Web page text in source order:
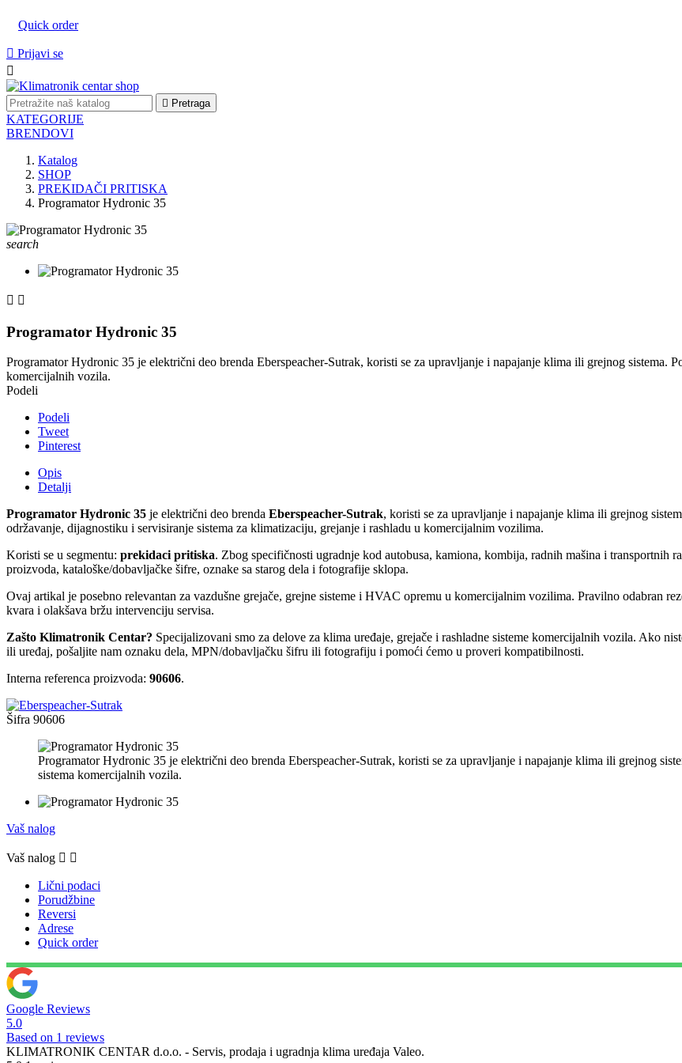
Quick order
 Prijavi se

 Pretraga
KATEGORIJE
BRENDOVI
Katalog
SHOP
PREKIDAČI PRITISKA
Programator Hydronic 35
search
 
Programator Hydronic 35
Programator Hydronic 35 je električni deo brenda Eberspeacher-Sutrak, koristi se za upravljanje i napajanje klima ili grejnog sistema.
komercijalnih vozila.
Podeli
Podeli
Tweet
Pinterest
Opis
Detalji
Programator Hydronic 35 je električni deo brenda Eberspeacher-Sutrak, koristi se za upravljanje i napajanje klima ili grejnog
održavanje, dijagnostiku i servisiranje sistema za klimatizaciju, grejanje i rashladu u komercijalnim vozilima.
Koristi se u segmentu: prekidaci pritiska. Zbog specifičnosti ugradnje kod autobusa, kamiona, kombija, radnih mašina i transportnih
proizvoda, kataloške/dobavljačke šifre, oznake sa starog dela i fotografije sklopa.
Ovaj artikal je posebno relevantan za vazdušne grejače, grejne sisteme i HVAC opremu u komercijalnim vozilima. Pravilno odabran
kvara i olakšava bržu intervenciju servisa.
Zašto Klimatronik Centar? Specijalizovani smo za delove za klima uređaje, grejače i rashladne sisteme komercijalnih vozila. Ako
ili uređaj, pošaljite nam oznaku dela, MPN/dobavljačku šifru ili fotografiju i pomoći ćemo u proveri kompatibilnosti.
Interna referenca proizvoda: 90606.
Šifra 90606
Programator Hydronic 35 je električni deo brenda Eberspeacher-Sutrak, koristi se za upravljanje i napajanje klima ili grejnog
sistema komercijalnih vozila.
Vaš nalog
Vaš nalog  
Lični podaci
Porudžbine
Reversi
Adrese
Quick order
Google Reviews
5.0
Based on 1 reviews
KLIMATRONIK CENTAR d.o.o. - Servis, prodaja i ugradnja klima uređaja Valeo.